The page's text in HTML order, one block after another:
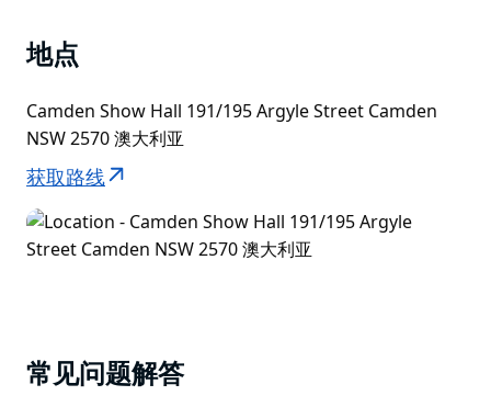
在 CMS，不仅仅是举办精彩的演出，还旨在培养归属
感、创造力和友爱精神，让演出在谢幕后仍能长久回响。
地点
Camden Show Hall 191/195 Argyle Street Camden
NSW 2570 澳大利亚
获取路线
常见问题解答